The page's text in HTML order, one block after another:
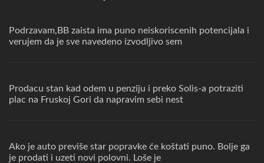
Podrzavam,BB zaista ima puno neiskoriscenih potencijala i
verujem da je sve navedeno izvodljivo sem
Prodacu stan kad odem u penziju i preko Solis-a potraziti
plac na Fruskoj Gori da napravim sebi nest
Ako je auto previše star popravke će koštati puno. Bolje ga
je prodati i uzeti novi polovni. Loše je